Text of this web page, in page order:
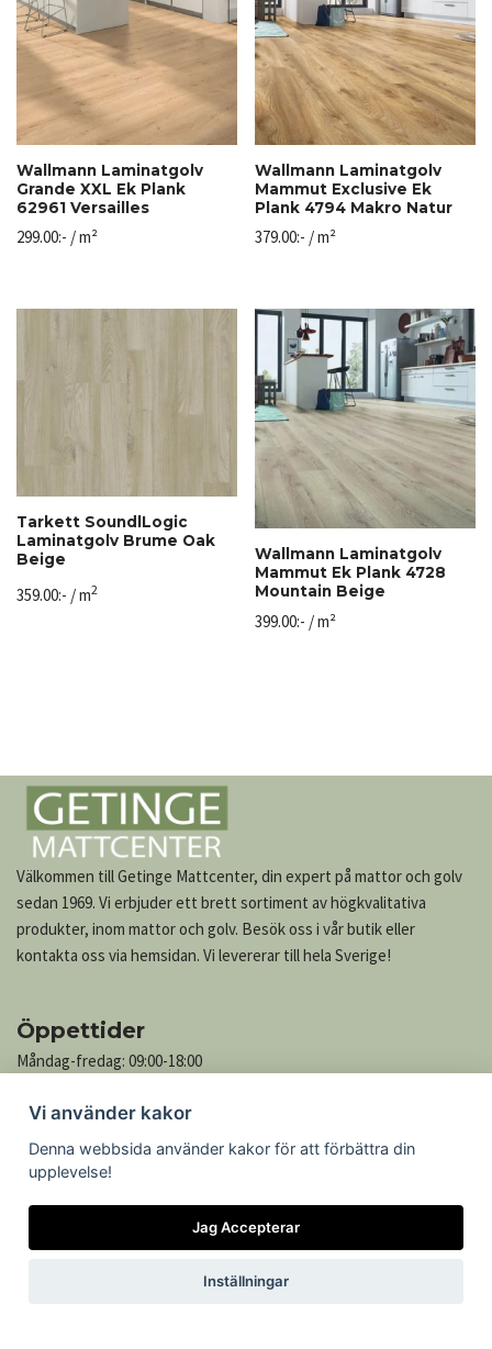
Wallmann Laminatgolv
Grande XXL Ek Plank
62961 Versailles
299.00:- / m²
Wallmann Laminatgolv
Mammut Exclusive Ek
Plank 4794 Makro Natur
379.00:- / m²
Tarkett SoundlLogic
Laminatgolv Brume Oak
Beige
359.00:- / m2
Wallmann Laminatgolv
Mammut Ek Plank 4728
Mountain Beige
399.00:- / m²
Välkommen till Getinge Mattcenter, din expert på mattor och golv
sedan 1969. Vi erbjuder ett brett sortiment av högkvalitativa
produkter, inom mattor och golv. Besök oss i vår butik eller
kontakta oss via hemsidan. Vi levererar till hela Sverige!
Öppettider
Måndag-fredag: 09:00-18:00
Söndag: Stängt
Kontakta oss
Vi använder kakor
Denna webbsida använder kakor för att förbättra din
upplevelse!
Jag Accepterar
Inställningar